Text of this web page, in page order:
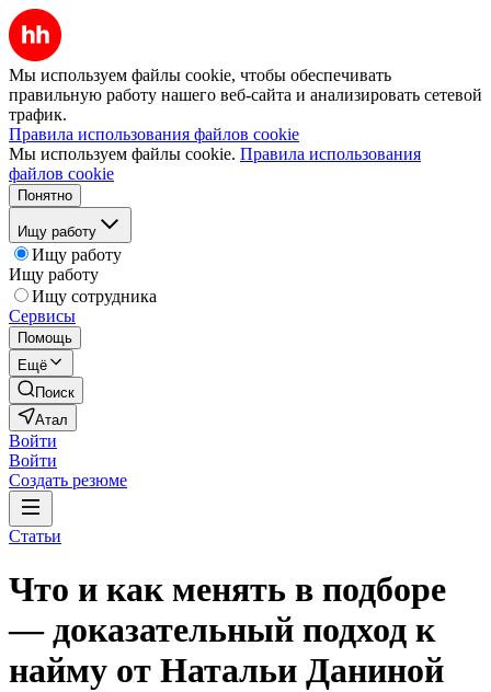
Мы используем файлы cookie, чтобы обеспечивать
правильную работу нашего веб-сайта и анализировать сетевой
трафик.
Правила использования файлов cookie
Мы используем файлы cookie. Правила использования
файлов cookie
Понятно
Ищу работу
Ищу работу
Ищу работу
Ищу сотрудника
Сервисы
Помощь
Ещё
Поиск
Атал
Войти
Войти
Создать резюме
Статьи
Что и как менять в подборе
— доказательный подход к
найму от Натальи Даниной